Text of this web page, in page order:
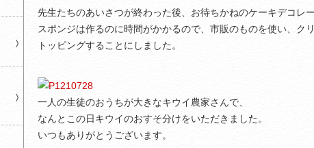
先生たちのあいさつが終わった後、お待ちかねのケーキデコレ
スポンジは作るのに時間がかかるので、市販のものを使い、ク
トッピングすることにしました。
一人の生徒のおうちが大きなキウイ農家さんで、
なんとこの日キウイのおすそ分けをいただきました。
いつもありがとうございます。